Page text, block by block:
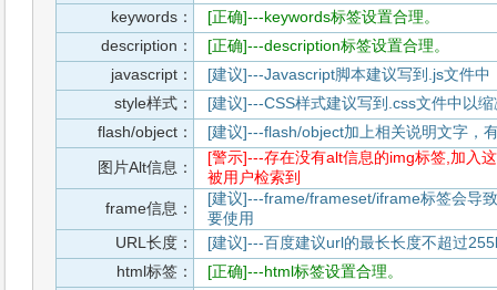
keywords：
[正确]---keywords标签设置合理。
description：
[正确]---description标签设置合理。
javascript：
[建议]---Javascript脚本建议写到.js文件中
style样式：
[建议]---CSS样式建议写到.css文件中以
flash/object：
[建议]---flash/object加上相关说明文字，
图片Alt信息：
[警示]---存在没有alt信息的img标签,加入
被用户检索到
frame信息：
[建议]---frame/frameset/iframe标签会导
要使用
URL长度：
[建议]---百度建议url的最长长度不超过
html标签：
[正确]---html标签设置合理。